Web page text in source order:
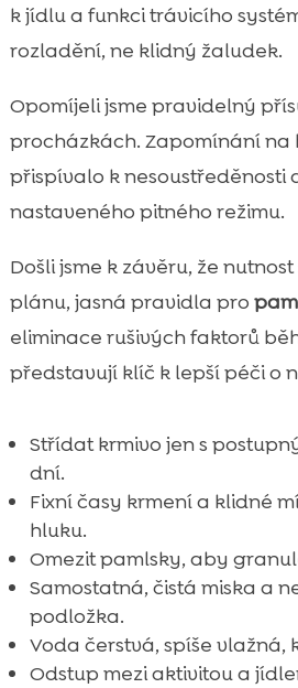
k jídlu a funkci trávicího
rozladění, ne klidný žaludek.
Opomíjeli jsme pravidelný
procházkách. Zapomínání
přispívalo k nesoustředěnosti
nastaveného pitného režimu.
Došli jsme k závěru, že
plánu, jasná pravidla pro
eliminace rušivých faktorů
představují klíč k lepší péči o
Střídat krmivo jen s
dní.
Fixní časy krmení a klidné
hluku.
Omezit pamlsky, aby
Samostatná, čistá miska a
podložka.
Voda čerstvá, spíše vlažná,
Odstup mezi aktivitou a